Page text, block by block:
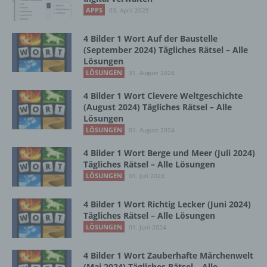
APPS 03. April 2025
4 Bilder 1 Wort Auf der Baustelle
(September 2024) Tägliches Rätsel – Alle
Lösungen
LÖSUNGEN 31. August 2024
4 Bilder 1 Wort Clevere Weltgeschichte
(August 2024) Tägliches Rätsel – Alle
Lösungen
LÖSUNGEN 01. August 2024
4 Bilder 1 Wort Berge und Meer (Juli 2024)
Tägliches Rätsel – Alle Lösungen
LÖSUNGEN 01. Juli 2024
4 Bilder 1 Wort Richtig Lecker (Juni 2024)
Tägliches Rätsel – Alle Lösungen
LÖSUNGEN 01. Juni 2024
4 Bilder 1 Wort Zauberhafte Märchenwelt
Zusammenhang mit personenbezogenen
Organisation, das Ordnen, die Speicherung,
die Anpassung oder Veränderung, das
Auslesen, das Abfragen, die Verwendung,
die Offenlegung durch Übermittlung,
Bereitstellung, den Abgleich oder die
Verknüpfung, die Einschränkung, das
Löschen oder die Vernichtung.
d) Einschränkung der Verarbeitung
Einschränkung der Verarbeitung ist die
Markierung gespeicherter
personenbezogener Daten mit dem Ziel, ihre
künftige Verarbeitung einzuschränken.
e) Profiling